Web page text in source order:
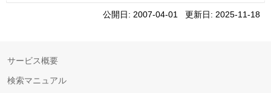
公開日: 2007-04-01 更新日: 2025-11-18
サービス概要
検索マニュアル